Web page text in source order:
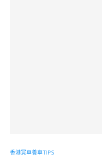
香港買車養車TIPS